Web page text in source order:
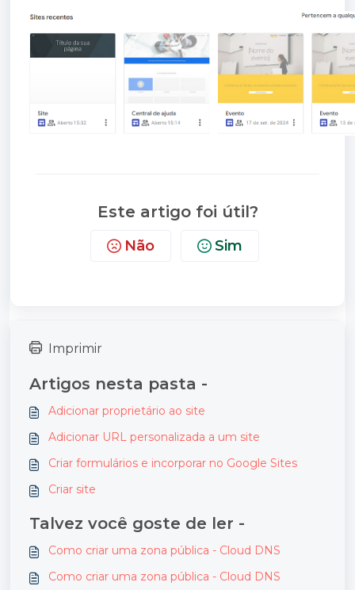
Este artigo foi útil?
Não Sim
Imprimir
Artigos nesta pasta -
Adicionar proprietário ao site
Adicionar URL personalizada a um site
Criar formulários e incorporar no Google Sites
Criar site
Talvez você goste de ler -
Como criar uma zona pública - Cloud DNS
Como criar uma zona pública - Cloud DNS